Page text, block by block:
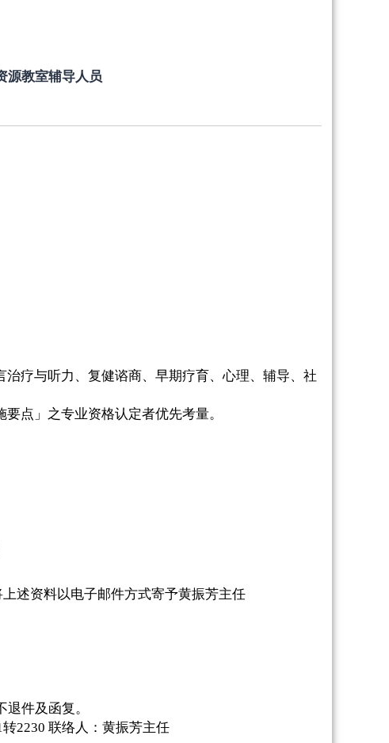
源教室辅导人员
疗与听力、复健谘商、早期疗育、心理、辅导、社
点」之专业资格认定者优先考量。
述资料以电子邮件方式寄予黄振芳主任
件及函复。
转2230 联络人：黄振芳主任